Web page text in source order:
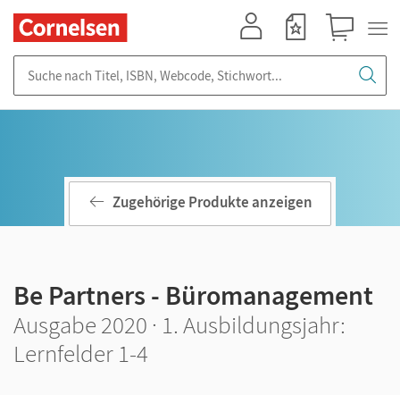
Zugehörige Produkte anzeigen
Be Partners - Büromanagement
Ausgabe 2020 · 1. Ausbildungsjahr:
Lernfelder 1-4